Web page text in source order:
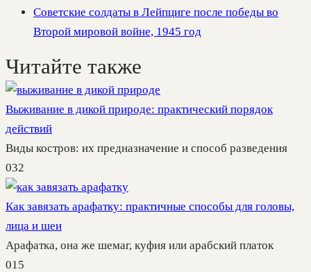
Советские солдаты в Лейпциге после победы во
Второй мировой войне, 1945 год
Читайте также
Выживание в дикой природе: практический порядок
действий
Виды костров: их предназначение и способ разведения
032
Как завязать арафатку: практичные способы для головы,
лица и шеи
Арафатка, она же шемаг, куфия или арабский платок
015